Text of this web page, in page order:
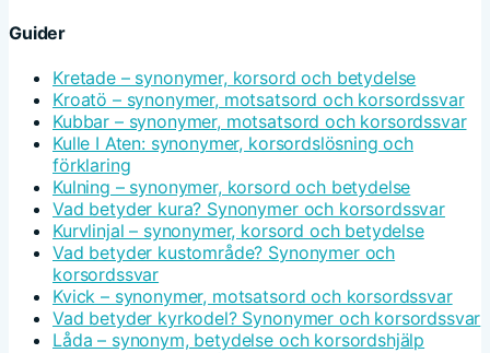
Guider
Kretade – synonymer, korsord och betydelse
Kroatö – synonymer, motsatsord och korsordssvar
Kubbar – synonymer, motsatsord och korsordssvar
Kulle I Aten: synonymer, korsordslösning och
förklaring
Kulning – synonymer, korsord och betydelse
Vad betyder kura? Synonymer och korsordssvar
Kurvlinjal – synonymer, korsord och betydelse
Vad betyder kustområde? Synonymer och
korsordssvar
Kvick – synonymer, motsatsord och korsordssvar
Vad betyder kyrkodel? Synonymer och korsordssvar
Låda – synonym, betydelse och korsordshjälp